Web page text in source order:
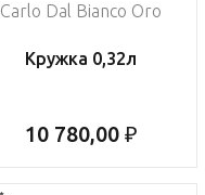
Carlo Dal Bianco Oro
Кружка 0,32л
10 780,00 ₽